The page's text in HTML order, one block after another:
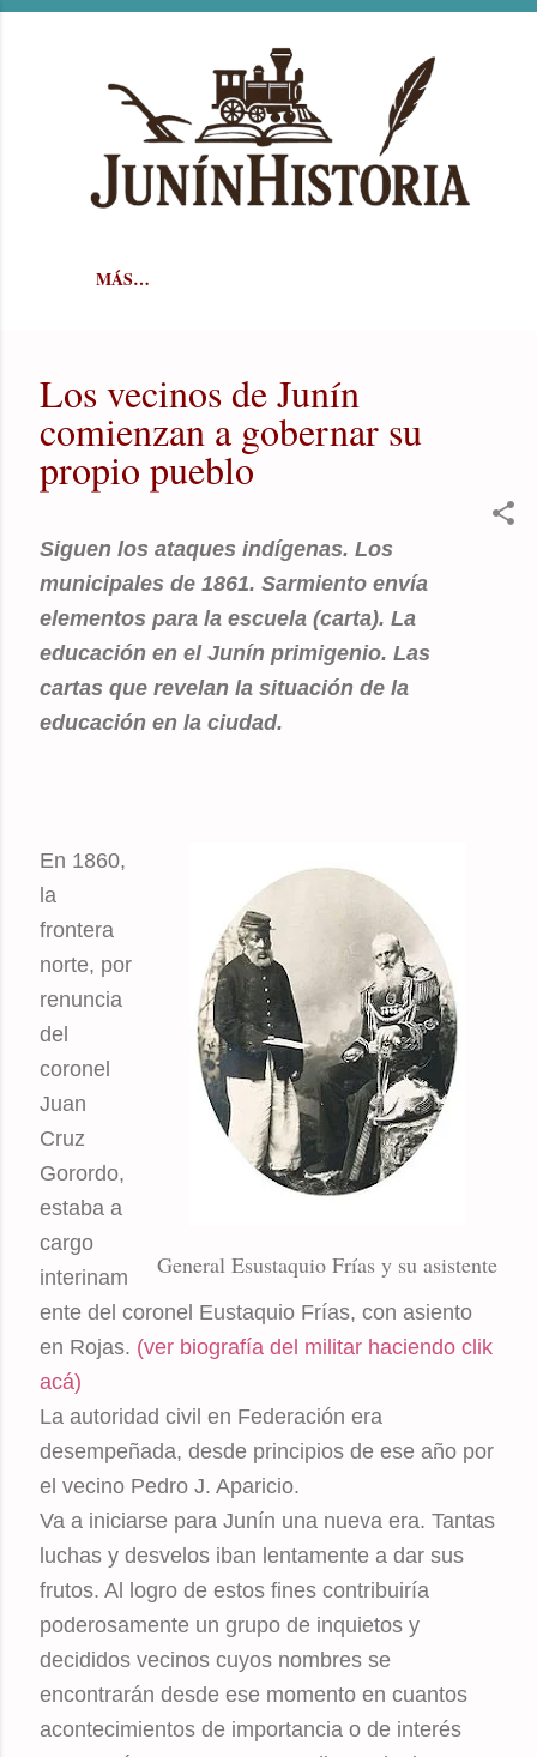
MÁS…
Los vecinos de Junín
comienzan a gobernar su
propio pueblo
Siguen los ataques indígenas. Los
municipales de 1861. Sarmiento envía
elementos para la escuela (carta). La
educación en el Junín primigenio. Las
cartas que revelan la situación de la
educación en la ciudad.
General Esustaquio Frías y su asistente
En 1860,
la
frontera
norte, por
renuncia
del
coronel
Juan
Cruz
Gorordo,
estaba a
cargo
interinam
ente del coronel Eustaquio Frías, con asiento
en Rojas. (ver biografía del militar haciendo clik
acá)
La autoridad civil en Federación era
desempeñada, desde principios de ese año por
el vecino Pedro J. Aparicio.
Va a iniciarse para Junín una nueva era. Tantas
luchas y desvelos iban lentamente a dar sus
frutos. Al logro de estos fines contribuiría
poderosamente un grupo de inquietos y
decididos vecinos cuyos nombres se
encontrarán desde ese momento en cuantos
acontecimientos de importancia o de interés